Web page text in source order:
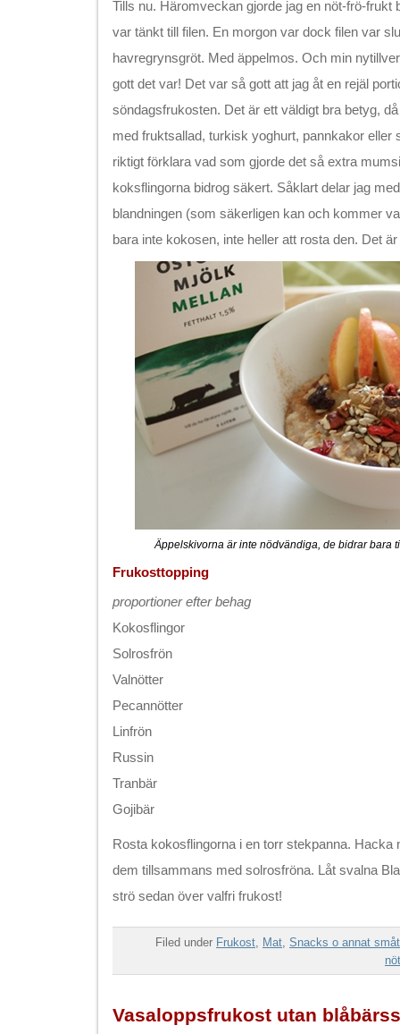
Tills nu. Häromveckan gjorde jag en nöt-frö-frukt
var tänkt till filen. En morgon var dock filen var
havregrynsgröt. Med äppelmos. Och min
gott det var! Det var så gott att jag åt en rejäl
söndagsfrukosten. Det är ett väldigt bra betyg,
med fruktsallad, turkisk yoghurt, pannkakor eller
riktigt förklara vad som gjorde det så extra
koksflingorna bidrog säkert. Såklart delar jag
blandningen (som säkerligen kan och kommer
bara inte kokosen, inte heller att rosta den. Det
Äppelskivorna är inte nödvändiga, de bidrar bara
Frukosttopping
proportioner efter behag
Kokosflingor
Solrosfrön
Valnötter
Pecannötter
Linfrön
Russin
Tranbär
Gojibär
Rosta kokosflingorna i en torr stekpanna. Hacka
dem tillsammans med solrosfröna. Låt svalna
strö sedan över valfri frukost!
Filed under Frukost, Mat, Snacks o annat
Vasaloppsfrukost utan